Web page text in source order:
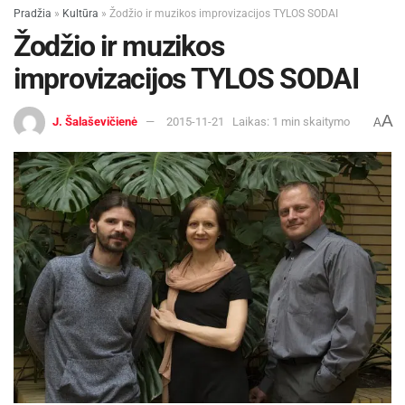
Pradžia » Kultūra » Žodžio ir muzikos improvizacijos TYLOS SODAI
Žodžio ir muzikos
improvizacijos TYLOS SODAI
J. Šalaševičienė 2015-11-21 Laikas: 1 min skaitymo AA